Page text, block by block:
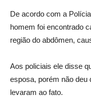
De acordo com a
homem foi encontrado
região do abdômen,
Aos policiais ele disse
esposa, porém não deu
levaram ao fato.